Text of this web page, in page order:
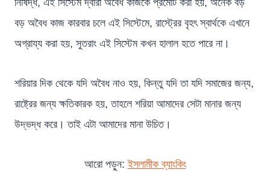
বড় অবৈধ কাজ কারবার চলে এই সিস্টেমে, রাস্ট্রের বৃহৎ স্বার্থকে এখানে
অগ্রায্য করা হয়, সুতরাং এই সিস্টেম কখন হালাল হতে পারে না।
শরিয়ার দিক থেকে যদি অবৈধ নাও হয়, কিন্তু যদি তা যদি সমাজের জন্য,
রাষ্ট্রের জন্য ক্ষতিকারক হয়, তাহলে শরিয়া আমাদের সেটা মানার জন্য
উদ্ভদ্ধ করে। তাই এটা আমাদের মানা উচিত।
আরো পড়ুন:ইসলামীক ব্যাংকিং